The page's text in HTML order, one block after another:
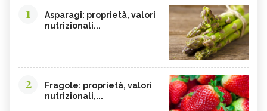
1
Asparagi: proprietà, valori
nutrizionali...
2
Fragole: proprietà, valori
nutrizionali,...